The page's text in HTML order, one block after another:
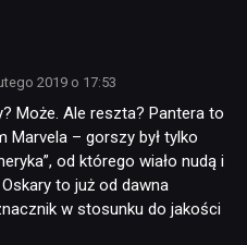
2019 o 17:53
Może. Ale reszta? Pantera to
Marvela – gorszy był tylko
od którego wiało nudą i
Oskary to już od dawna
w stosunku do jakości